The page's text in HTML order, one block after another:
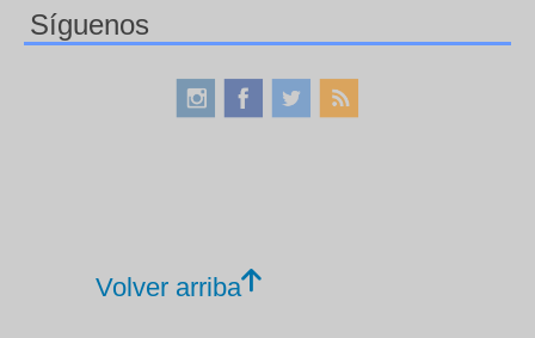
Síguenos
Volver arriba